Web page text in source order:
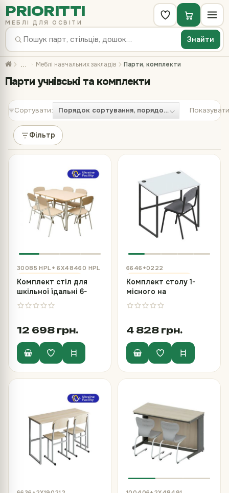
PRIORITTI
МЕБЛІ ДЛЯ ОСВІТИ
Знайти
… Меблі навчальних закладів Парти, комплекти
Парти учнівські та комплекти
Сортувати:
Фільтр
30085 HPL+ 6Х48460 HPL
Комплект стіл для
шкільної їдальні 6-
місний, покритий
пластиком HPL та
12 698 грн.
6646+0222
Комплект столу 1-
місного на
металевому каркасі
та стілець напівм'який
4 828 грн.